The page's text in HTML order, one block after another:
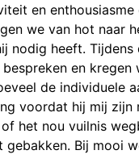
en
we van hot naar
nodig heeft. Tijdens
en
de individuele
voordat hij mij
het nou vuilnis
gebakken. Bij mooi